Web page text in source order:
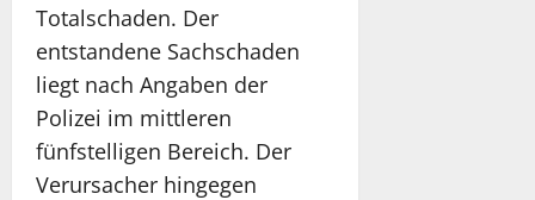
Totalschaden. Der
entstandene Sachschaden
liegt nach Angaben der
Polizei im mittleren
fünfstelligen Bereich. Der
Verursacher hingegen